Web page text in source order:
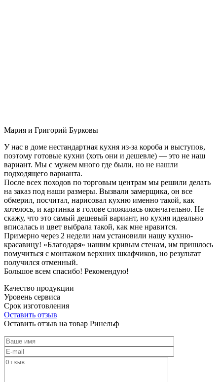
Мария и Григорий Бурковы
У нас в доме нестандартная кухня из-за короба и выступов,
поэтому готовые кухни (хоть они и дешевле) — это не наш
вариант. Мы с мужем много где были, но не нашли
подходящего варианта.
После всех походов по торговым центрам мы решили делать
на заказ под наши размеры. Вызвали замерщика, он все
обмерил, посчитал, нарисовал кухню именно такой, как
хотелось, и картинка в голове сложилась окончательно. Не
скажу, что это самый дешевый вариант, но кухня идеально
вписалась и цвет выбрала такой, как мне нравится.
Примерно через 2 недели нам установили нашу кухню-
красавицу! «Благодаря» нашим кривым стенам, им пришлось
помучиться с монтажом верхних шкафчиков, но результат
получился отменный.
Большое всем спасибо! Рекомендую!
Качество продукции
Уровень сервиса
Срок изготовления
Оставить отзыв
Оставить отзыв на товар Ринельф